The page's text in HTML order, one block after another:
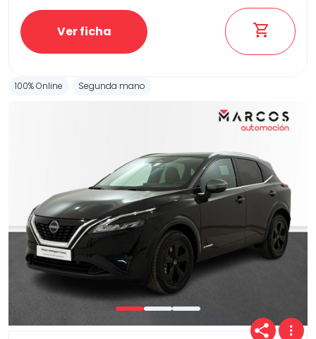
Ver ficha
100% Online Segunda mano